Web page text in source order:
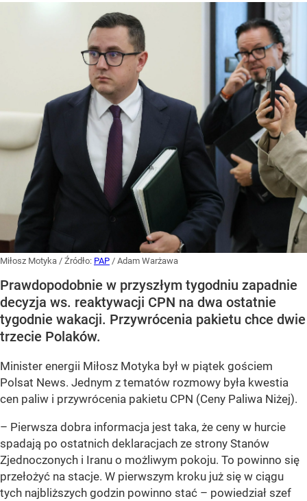
Miłosz Motyka / Źródło: PAP / Adam Warżawa
Prawdopodobnie w przyszłym tygodniu zapadnie
decyzja ws. reaktywacji CPN na dwa ostatnie
tygodnie wakacji. Przywrócenia pakietu chce dwie
trzecie Polaków.
Minister energii Miłosz Motyka był w piątek gościem
Polsat News. Jednym z tematów rozmowy była kwestia
cen paliw i przywrócenia pakietu CPN (Ceny Paliwa Niżej).
– Pierwsza dobra informacja jest taka, że ceny w hurcie
spadają po ostatnich deklaracjach ze strony Stanów
Zjednoczonych i Iranu o możliwym pokoju. To powinno się
przełożyć na stacje. W pierwszym kroku już się w ciągu
tych najbliższych godzin powinno stać – powiedział szef